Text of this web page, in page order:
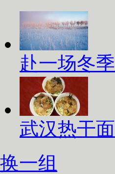
赴一场冬
武汉热干面
换一组